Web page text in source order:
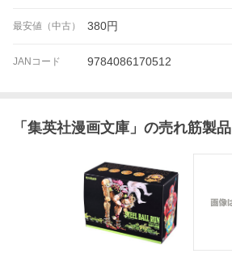
最安値（中古） 380円
JANコード 9784086170512
「 集英社漫画文庫 」の売れ筋製品